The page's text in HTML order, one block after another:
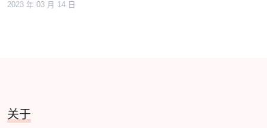
2023 年 03 月 14 日
关于